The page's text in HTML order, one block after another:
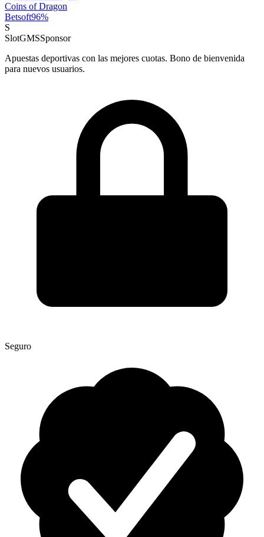
Coins of Dragon
Betsoft96%
S
SlotGMSSponsor
Apuestas deportivas con las mejores cuotas. Bono de bienvenida
para nuevos usuarios.
Seguro